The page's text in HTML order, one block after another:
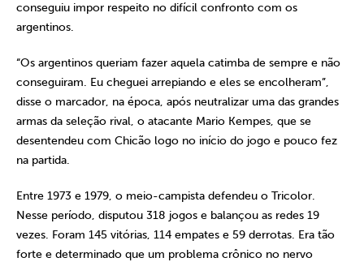
conseguiu impor respeito no difícil confronto com os
argentinos.
“Os argentinos queriam fazer aquela catimba de sempre e não
conseguiram. Eu cheguei arrepiando e eles se encolheram”,
disse o marcador, na época, após neutralizar uma das grandes
armas da seleção rival, o atacante Mario Kempes, que se
desentendeu com Chicão logo no início do jogo e pouco fez
na partida.
Entre 1973 e 1979, o meio-campista defendeu o Tricolor.
Nesse período, disputou 318 jogos e balançou as redes 19
vezes. Foram 145 vitórias, 114 empates e 59 derrotas. Era tão
forte e determinado que um problema crônico no nervo